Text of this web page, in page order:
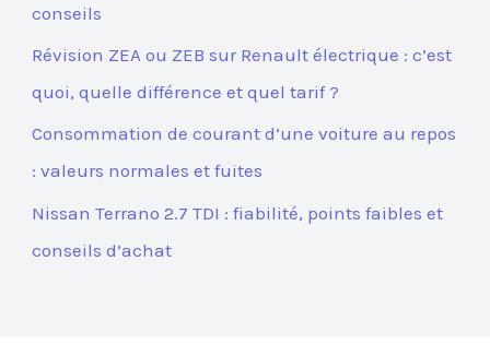
conseils
Révision ZEA ou ZEB sur Renault électrique : c’est
quoi, quelle différence et quel tarif ?
Consommation de courant d’une voiture au repos
: valeurs normales et fuites
Nissan Terrano 2.7 TDI : fiabilité, points faibles et
conseils d’achat